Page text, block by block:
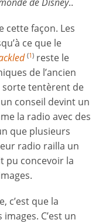
cette façon. Les
ce que le
(1) reste le
de l’ancien
sorte tentèrent de
conseil devint un
la radio avec des
que plusieurs
radio railla un
pu concevoir la
c’est que la
C’est un